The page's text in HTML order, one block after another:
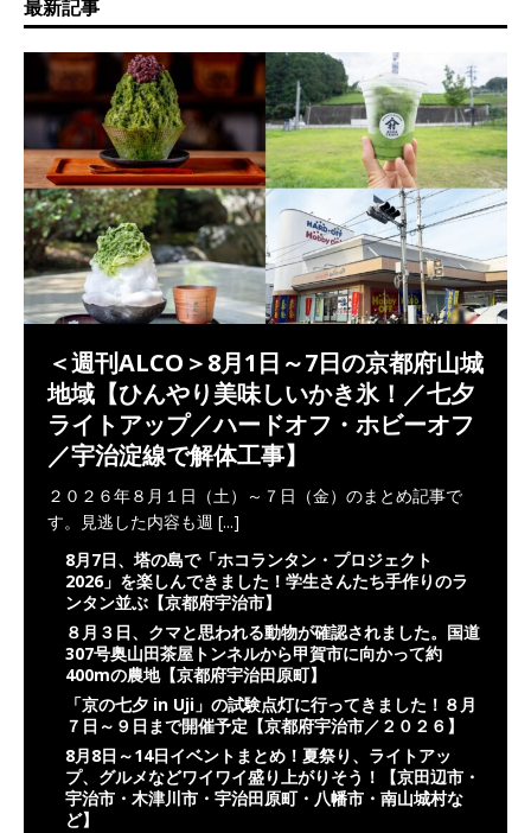
最新記事
＜週刊ALCO＞8月1日～7日の京都府山城
地域【ひんやり美味しいかき氷！／七夕
ライトアップ／ハードオフ・ホビーオフ
／宇治淀線で解体工事】
２０２６年８月１日（土）～７日（金）のまとめ記事で
す。見逃した内容も週 [...]
8月7日、塔の島で「ホコランタン・プロジェクト
2026」を楽しんできました！学生さんたち手作りのラ
ンタン並ぶ【京都府宇治市】
８月３日、クマと思われる動物が確認されました。国道
307号奥山田茶屋トンネルから甲賀市に向かって約
400mの農地【京都府宇治田原町】
「京の七夕 in Uji」の試験点灯に行ってきました！８月
７日～９日まで開催予定【京都府宇治市／２０２６】
8月8日～14日イベントまとめ！夏祭り、ライトアッ
プ、グルメなどワイワイ盛り上がりそう！【京田辺市・
宇治市・木津川市・宇治田原町・八幡市・南山城村な
ど】